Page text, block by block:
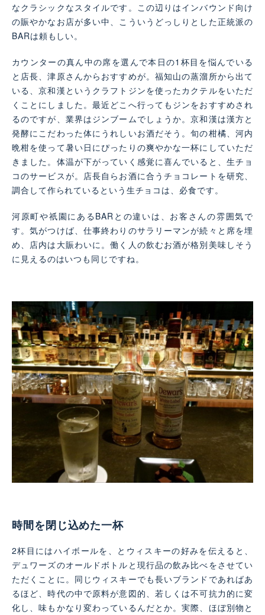
なクラシックなスタイルです。この辺りはインバウンド向け
の賑やかなお店が多い中、こういうどっしりとした正統派の
BARは頼もしい。
カウンターの真ん中の席を選んで本日の1杯目を悩んでいる
と店長、津原さんからおすすめが。福知山の蒸溜所から出て
いる、京和漢というクラフトジンを使ったカクテルをいただ
くことにしました。最近どこへ行ってもジンをおすすめされ
るのですが、業界はジンブームでしょうか。京和漢は漢方と
発酵にこだわった体にうれしいお酒だそう。旬の柑橘、河内
晩柑を使って暑い日にぴったりの爽やかな一杯にしていただ
きました。体温が下がっていく感覚に喜んでいると、生チョ
コのサービスが。店長自らお酒に合うチョコレートを研究、
調合して作られているという生チョコは、必食です。
河原町や祇園にあるBARとの違いは、お客さんの雰囲気で
す。気がつけば、仕事終わりのサラリーマンが続々と席を埋
め、店内は大賑わいに。働く人の飲むお酒が格別美味しそう
に見えるのはいつも同じですね。
時間を閉じ込めた一杯
2杯目にはハイボールを、とウィスキーの好みを伝えると、
デュワーズのオールドボトルと現行品の飲み比べをさせてい
ただくことに。同じウィスキーでも長いブランドであればあ
るほど、時代の中で原料が意図的、若しくは不可抗力的に変
化し、味もかなり変わっているんだとか。実際、ほぼ別物と